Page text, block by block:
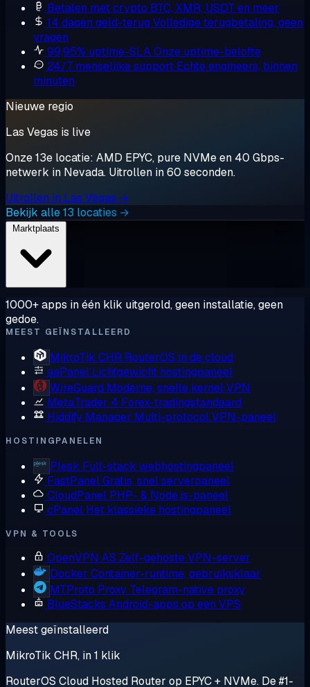
Betalen met crypto BTC, XMR, USDT en meer
14 dagen geld-terug Volledige terugbetaling, geen
vragen
99,95% uptime-SLAOnze uptime-belofte
24/7 menselijke support Echte engineers, binnen
minuten
Nieuwe regio
Las Vegas is live
Onze 13e locatie: AMD EPYC, pure NVMe en 40 Gbps-
netwerk in Nevada. Uitrollen in 60 seconden.
Uitrollen in Las Vegas →
Bekijk alle 13 locaties →
1000+ apps in één klik uitgerold, geen installatie, geen
gedoe.
MEEST GEÏNSTALLEERD
MikroTik CHR RouterOS in de cloud
aaPanel Lichtgewicht hostingpaneel
WireGuard Moderne, snelle kernel VPN
MetaTrader 4 Forex-tradingstandaard
Hiddify Manager Multi-protocol VPN-paneel
HOSTINGPANELEN
Plesk Full-stack webhostingpaneel
FastPanelGratis, snel serverpaneel
CloudPanel PHP- & Node.js-paneel
cPanel Het klassieke hostingpaneel
VPN & TOOLS
OpenVPN AS Zelf-gehoste VPN-server
Docker Container-runtime, gebruiksklaar
MTProto Proxy Telegram-native proxy
BlueStacks Android-apps op een VPS
Meest geïnstalleerd
MikroTik CHR, in 1 klik
RouterOS Cloud Hosted Router op EPYC + NVMe. De #1-